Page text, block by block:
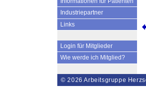
Industriepartner
Links
Login für Mitglieder
Wie werde ich Mitglied?
© 2026 Arbeitsgruppe